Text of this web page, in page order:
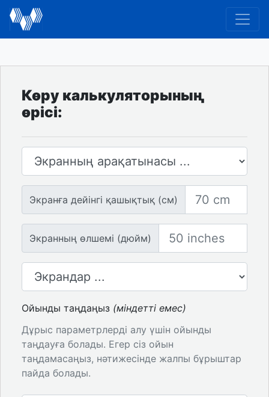
Көру калькуляторының
өрісі:
Экранның арақатынасы
Экранға дейінгі қашықтық (см)
Экранның өлшемі (дюйм)
Экран саны
Ойынды таңдаңыз (міндетті емес)
Дұрыс параметрлерді алу үшін ойынды
таңдауға болады. Егер сіз ойын
таңдамасаңыз, нәтижесінде жалпы бұрыштар
пайда болады.